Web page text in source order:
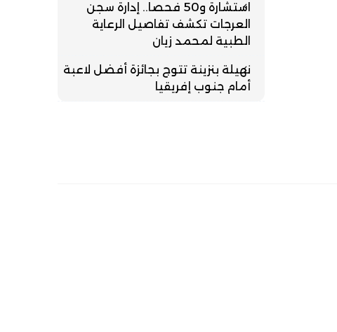
استشارة و50 فحصا.. إدارة سجن
العرجات تكشف تفاصيل الرعاية
الطبية لمحمد زيان
نهيلة بنزينة تتوج بجائزة أفضل لاعبة
أمام جنوب إفريقيا